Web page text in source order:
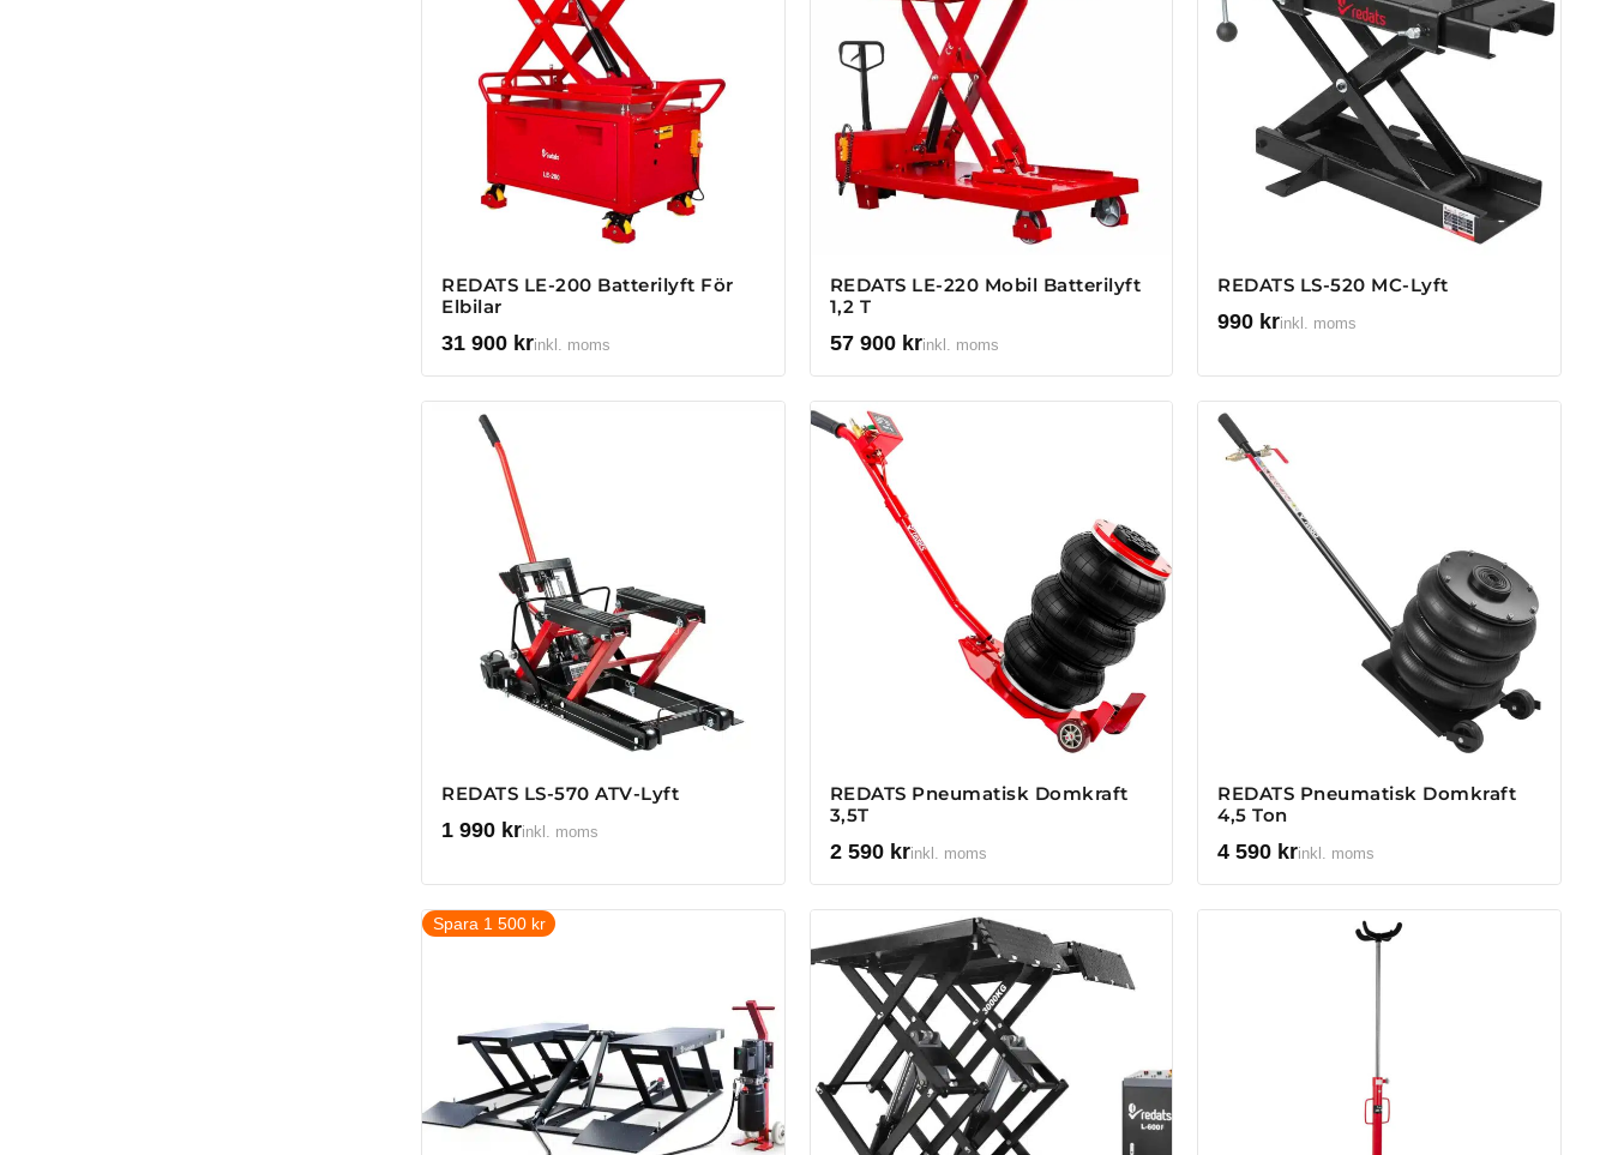
REDATS LE-200 Batterilyft För
Elbilar
31 900 krinkl. moms
REDATS LE-220 Mobil Batterilyft
1,2 T
57 900 krinkl. moms
REDATS LS-520 MC-Lyft
990 krinkl. moms
REDATS LS-570 ATV-Lyft
1 990 krinkl. moms
REDATS Pneumatisk Domkraft
3,5T
2 590 krinkl. moms
REDATS Pneumatisk Domkraft
4,5 Ton
4 590 krinkl. moms
Spara 1 500 kr